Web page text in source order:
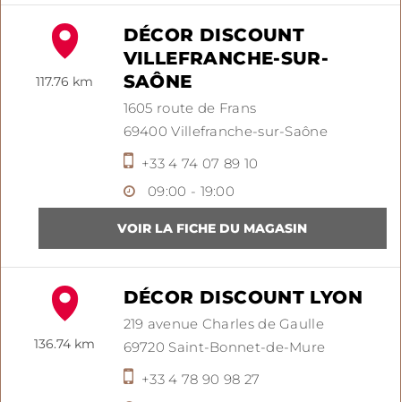
117.76 km
DÉCOR DISCOUNT
VILLEFRANCHE-SUR-
SAÔNE
1605 route de Frans
69400Villefranche-sur-Saône
+33 4 74 07 89 10
09:00 - 19:00
136.74 km
DÉCOR DISCOUNT LYON
219 avenue Charles de Gaulle
69720 Saint-Bonnet-de-Mure
+33 4 78 90 98 27